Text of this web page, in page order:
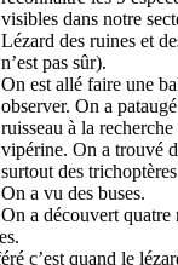
visibles dans notre
Lézard des ruines et
n’est pas sûr).
On est allé faire une
observer. On a
ruisseau à la
vipérine. On a trouvé
surtout des
On a vu des buses.
On a découvert quatre
c’est quand le